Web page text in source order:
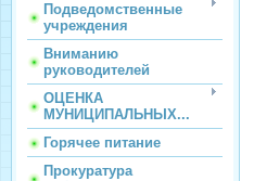
Подведомственные
учреждения
Вниманию
руководителей
ОЦЕНКА
МУНИЦИПАЛЬНЫХ...
Горячее питание
Прокуратура